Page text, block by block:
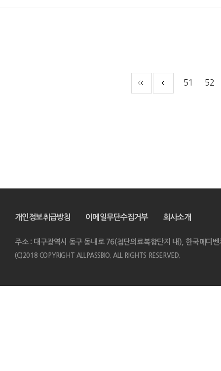
51 52
개인정보취급방침 이메일무단수집거부 회사소개
주소 : 대구광역시 동구 동내로 76(첨단의료복합단지 내), 한국메디
(C)2018 COPYRIGHT ALLPASSBIO. ALL RIGHTS RESERVED.